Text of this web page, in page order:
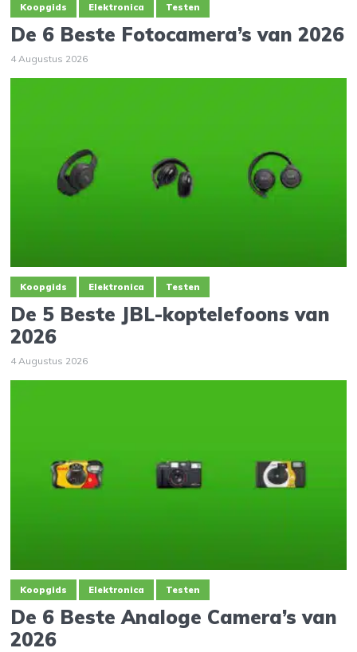
Koopgids Elektronica Testen
De 6 Beste Fotocamera’s van 2026
4 Augustus 2026
Koopgids Elektronica Testen
De 5 Beste JBL-koptelefoons van
2026
4 Augustus 2026
Koopgids Elektronica Testen
De 6 Beste Analoge Camera’s van
2026